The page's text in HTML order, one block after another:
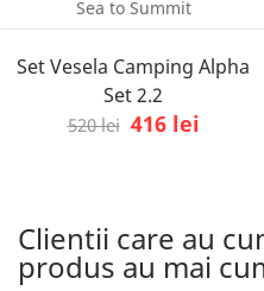
Sea to Summit
Set Vesela Camping Alpha
Set 2.2
520 lei 416 lei
Clientii care au
produs au mai